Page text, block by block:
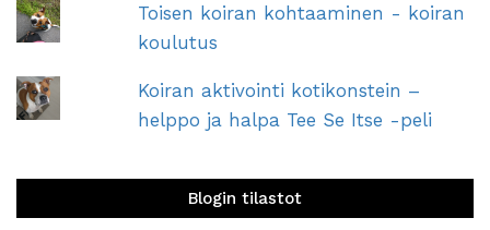
Toisen koiran kohtaaminen - koiran
koulutus
Koiran aktivointi kotikonstein –
helppo ja halpa Tee Se Itse -peli
Blogin tilastot